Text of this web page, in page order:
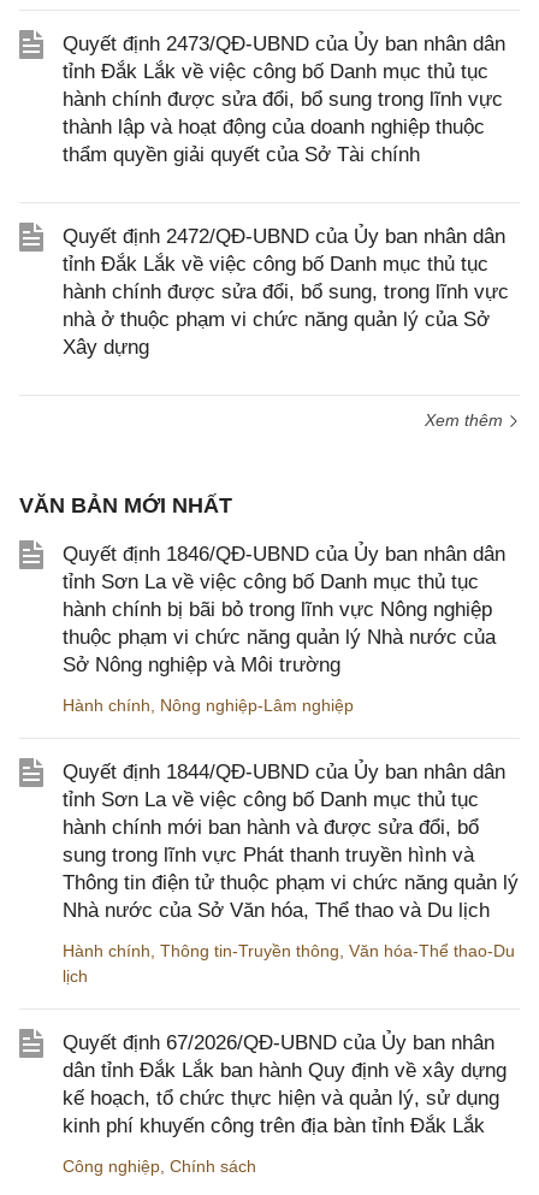
Quyết định 2473/QĐ-UBND của Ủy ban nhân dân
tỉnh Đắk Lắk về việc công bố Danh mục thủ tục
hành chính được sửa đổi, bổ sung trong lĩnh vực
thành lập và hoạt động của doanh nghiệp thuộc
thẩm quyền giải quyết của Sở Tài chính
Quyết định 2472/QĐ-UBND của Ủy ban nhân dân
tỉnh Đắk Lắk về việc công bố Danh mục thủ tục
hành chính được sửa đổi, bổ sung, trong lĩnh vực
nhà ở thuộc phạm vi chức năng quản lý của Sở
Xây dựng
Xem thêm
VĂN BẢN MỚI NHẤT
Quyết định 1846/QĐ-UBND của Ủy ban nhân dân
tỉnh Sơn La về việc công bố Danh mục thủ tục
hành chính bị bãi bỏ trong lĩnh vực Nông nghiệp
thuộc phạm vi chức năng quản lý Nhà nước của
Sở Nông nghiệp và Môi trường
Hành chính Nông nghiệp-Lâm nghiệp
Quyết định 1844/QĐ-UBND của Ủy ban nhân dân
tỉnh Sơn La về việc công bố Danh mục thủ tục
hành chính mới ban hành và được sửa đổi, bổ
sung trong lĩnh vực Phát thanh truyền hình và
Thông tin điện tử thuộc phạm vi chức năng quản lý
Nhà nước của Sở Văn hóa, Thể thao và Du lịch
Hành chính Thông tin-Truyền thông Văn hóa-Thể thao-Du
lịch
Quyết định 67/2026/QĐ-UBND của Ủy ban nhân
dân tỉnh Đắk Lắk ban hành Quy định về xây dựng
kế hoạch, tổ chức thực hiện và quản lý, sử dụng
kinh phí khuyến công trên địa bàn tỉnh Đắk Lắk
Công nghiệp Chính sách